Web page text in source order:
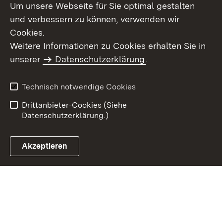
Benutzungshinweise
Erklärung zur
Um unsere Webseite für Sie optimal gestalten
und verbessern zu können, verwenden wir
Cookies.
Weitere Informationen zu Cookies erhalten Sie in
unserer
Datenschutzerklärung.
Technisch notwendige Cookies
Drittanbieter-Cookies (Siehe
Datenschutzerklärung.)
Akzeptieren